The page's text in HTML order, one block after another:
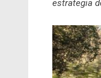
estrategia